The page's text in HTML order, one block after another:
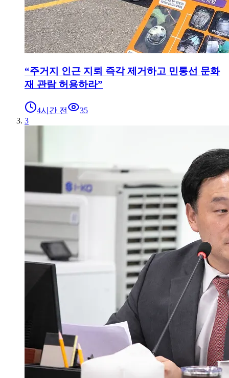
“주거지 인근 지뢰 즉각 제거하고 민통선 문화
재 관람 허용하라”
4시간 전
35
3